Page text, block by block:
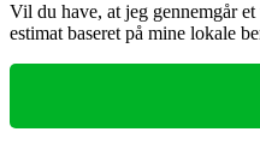
Vil du have, at jeg gennemgår
estimat baseret på mine lokale